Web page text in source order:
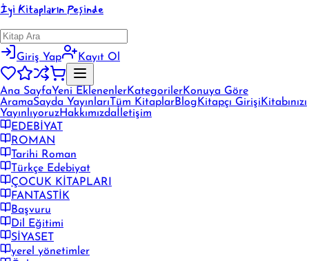
İyi Kitapların Peşinde
Giriş Yap Kayıt Ol
Ana SayfaYeni EklenenlerKategorilerKonuya Göre
AramaSayda Yayınları Tüm KitaplarBlog Kitapçı Girişi Kitabınızı
YayınlıyoruzHakkımızda İletişim
EDEBİYAT
ROMAN
Tarihi Roman
Türkçe Edebiyat
ÇOCUK KİTAPLARI
FANTASTİK
Başvuru
Dil Eğitimi
SİYASET
yerel yönetimler